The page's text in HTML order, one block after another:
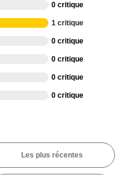
0 critique
1 critique
0 critique
0 critique
0 critique
0 critique
Les plus récentes